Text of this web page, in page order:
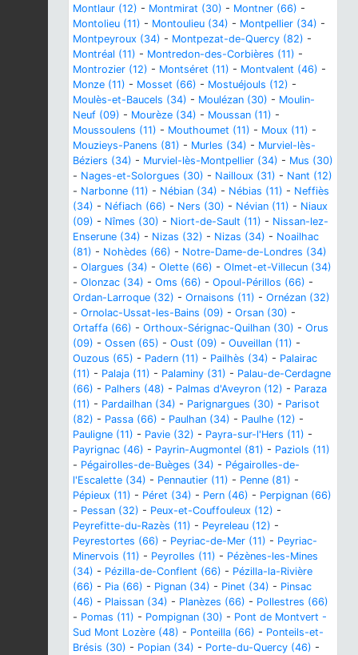
Montlaur (12) - Montmirat (30) - Montner (66) -
Montolieu (11) - Montoulieu (34) - Montpellier (34) -
Montpeyroux (34) - Montpezat-de-Quercy (82) -
Montréal (11) - Montredon-des-Corbières (11) -
Montrozier (12) - Montséret (11) - Montvalent (46) -
Monze (11) - Mosset (66) - Mostuéjouls (12) -
Moulès-et-Baucels (34) - Moulézan (30) - Moulin-
Neuf (09) - Mourèze (34) - Moussan (11) -
Moussoulens (11) - Mouthoumet (11) - Moux (11) -
Mouzieys-Panens (81) - Murles (34) - Murviel-lès-
Béziers (34) - Murviel-lès-Montpellier (34) - Mus (30)
- Nages-et-Solorgues (30) - Nailloux (31) - Nant (12)
- Narbonne (11) - Nébian (34) - Nébias (11) - Neffiès
(34) - Néfiach (66) - Ners (30) - Névian (11) - Niaux
(09) - Nîmes (30) - Niort-de-Sault (11) - Nissan-lez-
Enserune (34) - Nizas (32) - Nizas (34) - Noailhac
(81) - Nohèdes (66) - Notre-Dame-de-Londres (34)
- Olargues (34) - Olette (66) - Olmet-et-Villecun (34)
- Olonzac (34) - Oms (66) - Opoul-Périllos (66) -
Ordan-Larroque (32) - Ornaisons (11) - Ornézan (32)
- Ornolac-Ussat-les-Bains (09) - Orsan (30) -
Ortaffa (66) - Orthoux-Sérignac-Quilhan (30) - Orus
(09) - Ossen (65) - Oust (09) - Ouveillan (11) -
Ouzous (65) - Padern (11) - Pailhès (34) - Palairac
(11) - Palaja (11) - Palaminy (31) - Palau-de-Cerdagne
(66) - Palhers (48) - Palmas d'Aveyron (12) - Paraza
(11) - Pardailhan (34) - Parignargues (30) - Parisot
(82) - Passa (66) - Paulhan (34) - Paulhe (12) -
Pauligne (11) - Pavie (32) - Payra-sur-l'Hers (11) -
Payrignac (46) - Payrin-Augmontel (81) - Paziols (11)
- Pégairolles-de-Buèges (34) - Pégairolles-de-
l'Escalette (34) - Pennautier (11) - Penne (81) -
Pépieux (11) - Péret (34) - Pern (46) - Perpignan (66)
- Pessan (32) - Peux-et-Couffouleux (12) -
Peyrefitte-du-Razès (11) - Peyreleau (12) -
Peyrestortes (66) - Peyriac-de-Mer (11) - Peyriac-
Minervois (11) - Peyrolles (11) - Pézènes-les-Mines
(34) - Pézilla-de-Conflent (66) - Pézilla-la-Rivière
(66) - Pia (66) - Pignan (34) - Pinet (34) - Pinsac
(46) - Plaissan (34) - Planèzes (66) - Pollestres (66)
- Pomas (11) - Pompignan (30) - Pont de Montvert -
Sud Mont Lozère (48) - Ponteilla (66) - Ponteils-et-
Brésis (30) - Popian (34) - Porte-du-Quercy (46) -